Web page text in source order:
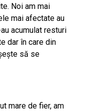
Noi am mai
mai afectate au
acumulat resturi
dar în care din
să se
mare de fier, am